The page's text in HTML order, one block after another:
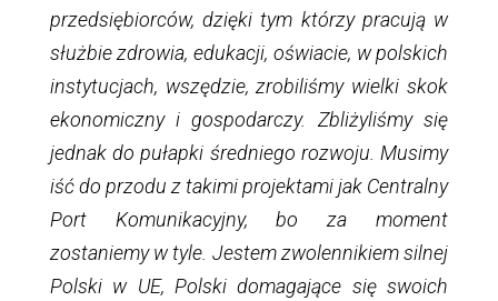
przedsiębiorców, dzięki tym którzy pracują w
służbie zdrowia, edukacji, oświacie, w polskich
instytucjach, wszędzie, zrobiliśmy wielki skok
ekonomiczny i gospodarczy. Zbliżyliśmy się
jednak do pułapki średniego rozwoju. Musimy
iść do przodu z takimi projektami jak Centralny
Port Komunikacyjny, bo za moment
zostaniemy w tyle. Jestem zwolennikiem silnej
Polski w UE, Polski domagające się swoich